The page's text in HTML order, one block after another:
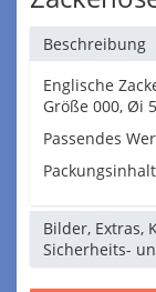
Beschreibung
Englische
Größe 000, Øi
Passendes
Bilder, Extras,
Sicherheits-